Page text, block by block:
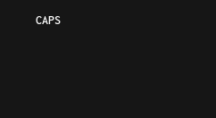
CAPS